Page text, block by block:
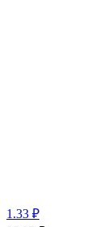
1.33 ₽